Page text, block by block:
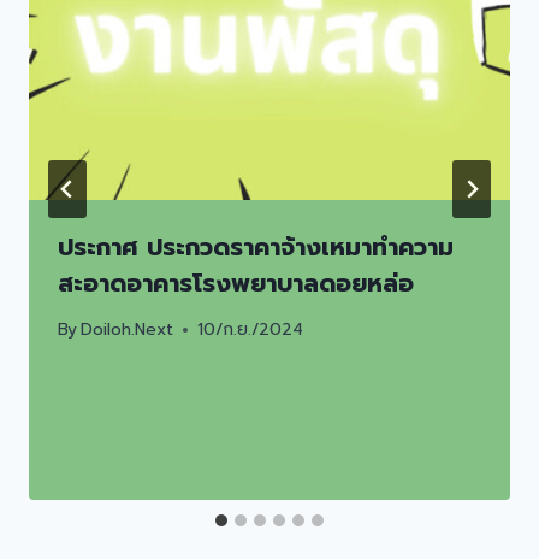
ประกาศ ประกวดราคาจ้างเหมาทำความ
สะอาดอาคารโรงพยาบาลดอยหล่อ
ByDoiloh.Next 10/ก.ย./2024